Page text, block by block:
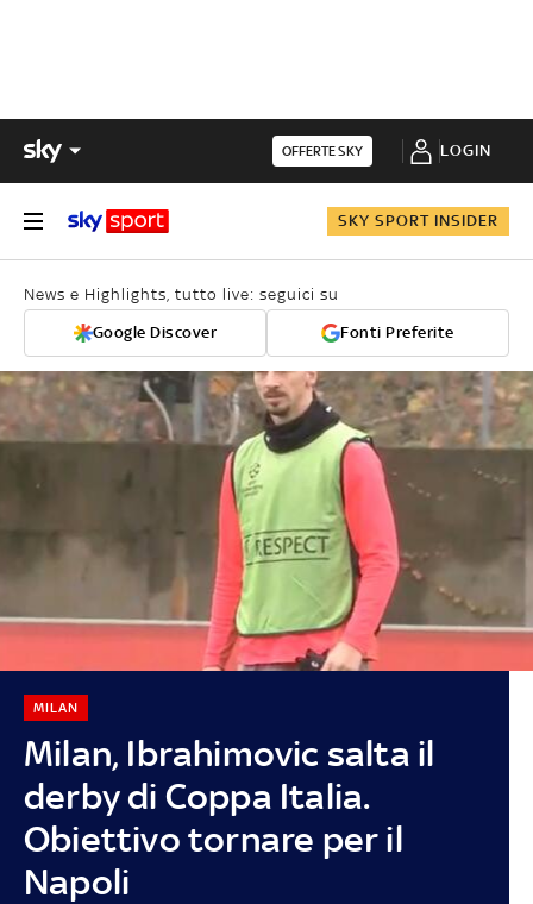
OFFERTE SKY LOGIN
SKY SPORT INSIDER
News e Highlights, tutto live: seguici su
Google Discover Fonti Preferite
Milan, Ibrahimovic salta il
derby di Coppa Italia.
Obiettivo tornare per il
Napoli
MILAN